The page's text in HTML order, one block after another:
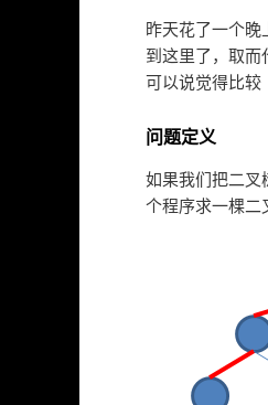
昨天花了一个
到这里了，取
可以说觉得比较
问题定义
如果我们把二叉
个程序求一棵二